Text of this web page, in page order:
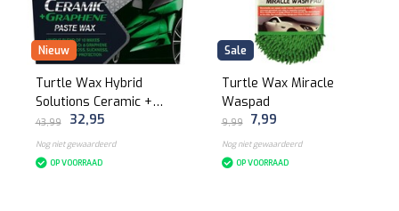
Nieuw
Turtle Wax Hybrid
Solutions Ceramic +
Graphene Paste Wax
43,99 32,95
Nog niet gewaardeerd
OP VOORRAAD
Sale
Turtle Wax Miracle
Waspad
9,99 7,99
Nog niet gewaardeerd
OP VOORRAAD